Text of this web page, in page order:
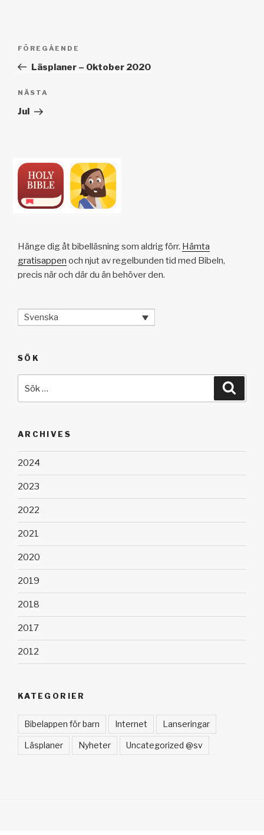
Inläggsnavigering
Föregående
inlägg
FÖREGÅENDE
Läsplaner – Oktober 2020
Nästa
inlägg
NÄSTA
Jul
Hänge dig åt bibelläsning som aldrig förr. Hämta
gratisappen och njut av regelbunden tid med Bibeln,
precis när och där du än behöver den.
Svenska
SÖK
efter:
ARCHIVES
2024
2023
2022
2021
2020
2019
2018
2017
2012
KATEGORIER
Bibelappen för barn Internet Lanseringar
Läsplaner Nyheter Uncategorized @sv